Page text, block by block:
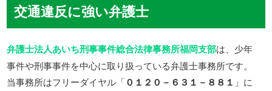
交通違反に強い弁護士
弁護士法人あいち刑事事件総合法律事務所福岡支部は、少年
事件や刑事事件を中心に取り扱っている弁護士事務所です。
当事務所はフリーダイヤル「０１２０－６３１－８８１ 」に